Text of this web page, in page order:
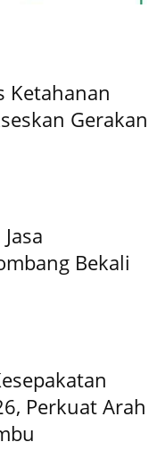
Ketahanan
Gerakan
Bekali
Perkuat Arah